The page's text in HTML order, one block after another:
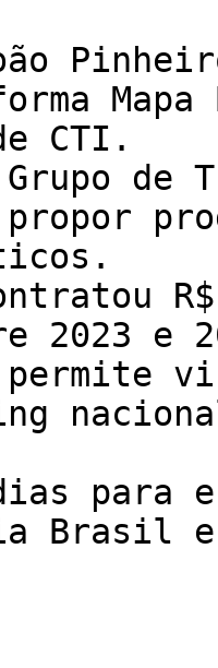
CTI.
de
propor
2023 e
para
Brasil